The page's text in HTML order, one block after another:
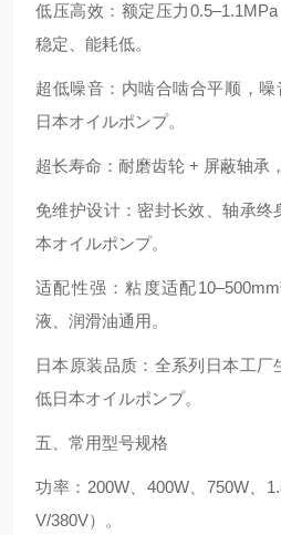
低压高效：额定压力
稳定、能耗低。
超低噪音：内啮合啮合平顺，
日本オイルポンプ。
超长寿命：耐磨齿轮 + 屏蔽轴承
免维护设计：密封长效、轴承终
本オイルポンプ。
适配性强：粘度适配
液、润滑油通用。
日本原装品质：全系列日本工
低日本オイルポンプ。
五、常用型号规格
功率：200W、400W、750W、
V/380V）。